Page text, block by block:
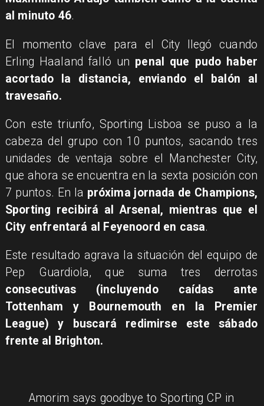
al minuto 46.
El momento clave para el City llegó cuando
Erling Haaland falló un penal que pudo haber
acortado la distancia, enviando el balón al
travesaño.
Con este triunfo, Sporting Lisboa se puso a la
cabeza del grupo con 10 puntos, sacando tres
unidades de ventaja sobre el Manchester City,
que ahora se encuentra en la sexta posición con
7 puntos. En la próxima jornada de Champions,
Sporting recibirá al Arsenal, mientras que el
City enfrentará al Feyenoord en casa.
Este resultado agrava la situación del equipo de
Pep Guardiola, que suma tres derrotas
consecutivas (incluyendo caídas ante
Tottenham y Bournemouth en la Premier
League) y buscará redimirse este sábado
frente al Brighton.
Amorim says goodbye to Sporting CP in